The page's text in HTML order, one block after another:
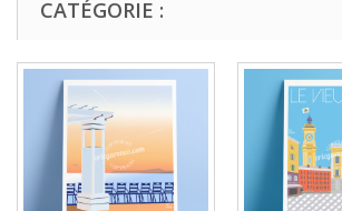
CATÉGORIE :